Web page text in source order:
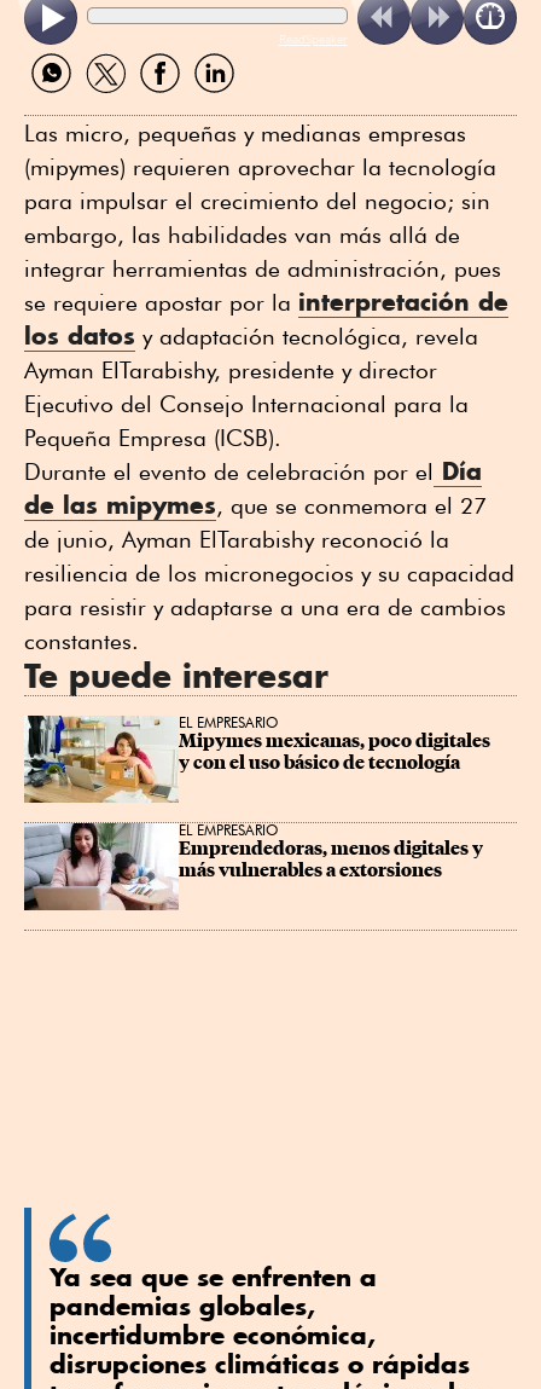
ReadSpeaker
Compartir
por
Compartir
por
Compartir
por
Compartir
por
Las micro, pequeñas y medianas empresas
(mipymes) requieren aprovechar la tecnología
para impulsar el crecimiento del negocio; sin
embargo, las habilidades van más allá de
integrar herramientas de administración, pues
se requiere apostar por la interpretación de
los datos y adaptación tecnológica, revela
Ayman ElTarabishy, presidente y director
Ejecutivo del Consejo Internacional para la
Pequeña Empresa (ICSB).
Durante el evento de celebración por el Día
de las mipymes, que se conmemora el 27
de junio, Ayman ElTarabishy reconoció la
resiliencia de los micronegocios y su capacidad
para resistir y adaptarse a una era de cambios
constantes.
Te puede interesar
EL EMPRESARIO
Mipymes mexicanas, poco digitales
y con el uso básico de tecnología
EL EMPRESARIO
Emprendedoras, menos digitales y
más vulnerables a extorsiones
Ya sea que se enfrenten a
pandemias globales,
incertidumbre económica,
disrupciones climáticas o rápidas